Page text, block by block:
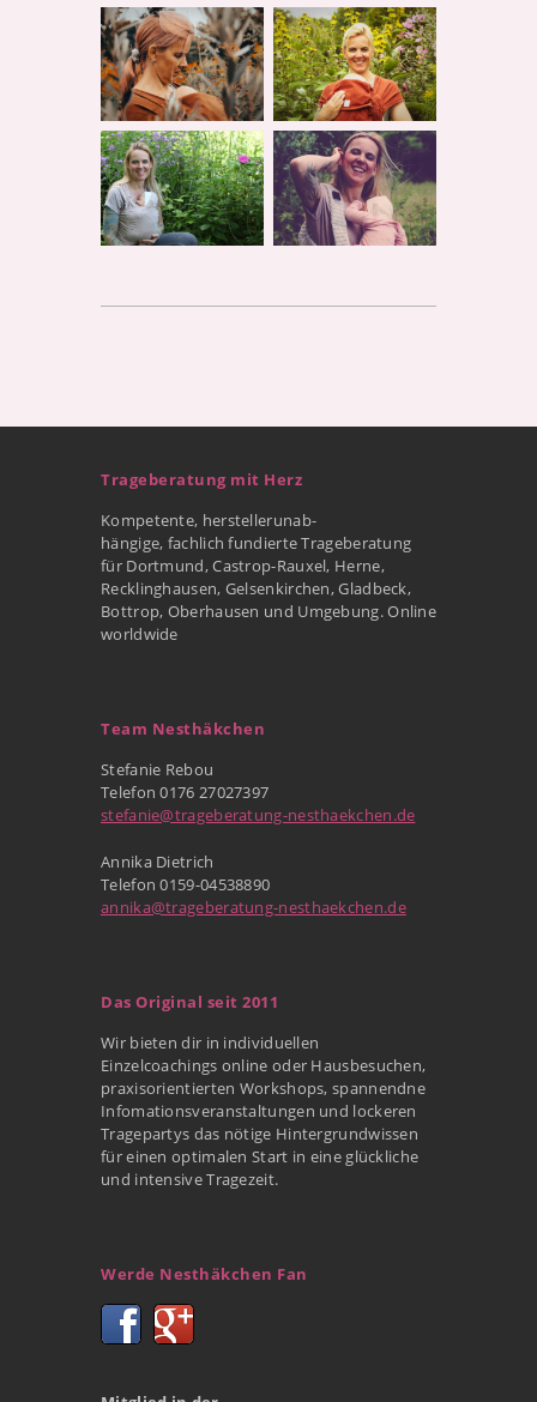
Trageberatung mit Herz
Kompetente, herstellerunab-
hängige, fachlich fundierte Trageberatung
für Dortmund, Castrop-Rauxel, Herne,
Recklinghausen, Gelsenkirchen, Gladbeck,
Bottrop, Oberhausen und Umgebung. Online
worldwide
Team Nesthäkchen
Stefanie Rebou
Telefon 0176 27027397
stefanie@trageberatung-nesthaekchen.de
Annika Dietrich
Telefon 0159-04538890
annika@trageberatung-nesthaekchen.de
Das Original seit 2011
Wir bieten dir in individuellen
Einzelcoachings online oder Hausbesuchen,
praxisorientierten Workshops, spannendne
Infomationsveranstaltungen und lockeren
Tragepartys das nötige Hintergrundwissen
für einen optimalen Start in eine glückliche
und intensive Tragezeit.
Werde Nesthäkchen Fan